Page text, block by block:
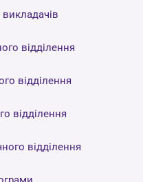
відділення
відділення
відділення
відділення